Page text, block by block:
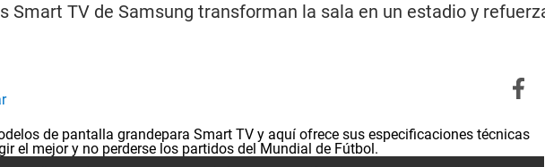
Smart TV de Samsung transforman la sala en un estadio y